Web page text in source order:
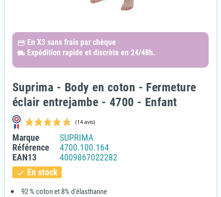
paymentsEn X3 sans frais par chèque
local_shipping Expédition rapide et discrète en 24/48h.
Suprima - Body en coton - Fermeture
éclair entrejambe - 4700 - Enfant
Marque
SUPRIMA
Référence
4700.100.164
EAN13
4009867022282
check En stock
92 % coton et 8% d'élasthanne